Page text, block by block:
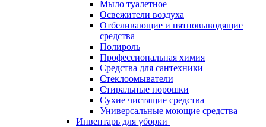
Мыло туалетное
Освежители воздуха
Отбеливающие и пятновыводящие
средства
Полироль
Профессиональная химия
Средства для сантехники
Стеклоомыватели
Стиральные порошки
Сухие чистящие средства
Универсальные моющие средства
Инвентарь для уборки